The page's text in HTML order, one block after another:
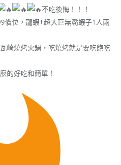
不吃後悔！！！
價位，龍蝦+超大巨無霸蝦子1人兩
崎燒烤火鍋， 吃燒烤就是要吃飽吃
的好吃和簡單！